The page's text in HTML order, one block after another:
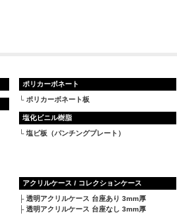
ポリカーボネート
ポリカーボネート板
塩化ビニル樹脂
塩ビ板（パンチングプレート）
アクリルケース / コレクションケース
透明アクリルケース 台座あり 3mm厚
透明アクリルケース 台座なし 3mm厚